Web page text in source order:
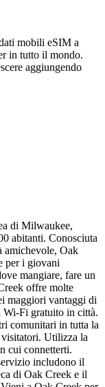
mobili eSIM a
in tutto il mondo.
aggiungendo
di Milwaukee,
abitanti. Conosciuta
amichevole, Oak
per i giovani
mangiare, fare un
offre molte
maggiori vantaggi di
Fi gratuito in città.
comunitari in tutta la
visitatori. Utilizza la
cui connetterti.
includono il
di Oak Creek e il